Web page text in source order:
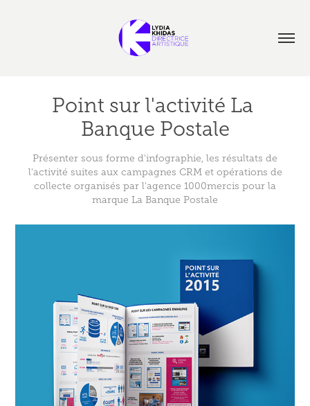
Point sur l'activité La
Banque Postale
Présenter sous forme d'infographie, les résultats de
l'activité suites aux campagnes CRM et opérations de
collecte organisés par l'agence 1000mercis pour la
marque La Banque Postale